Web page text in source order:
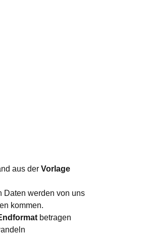
aus der Vorlage
Daten werden von uns
kommen.
betragen